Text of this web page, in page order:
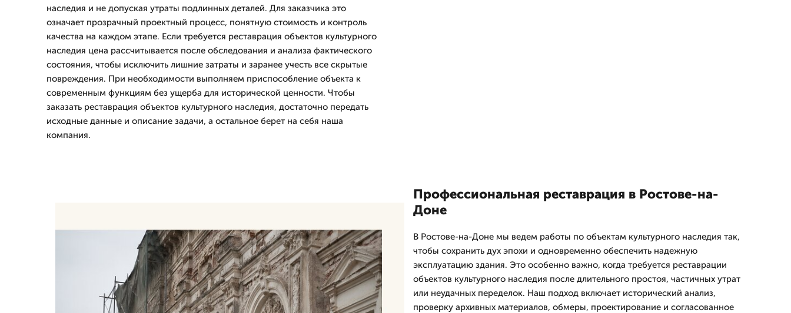
наследия и не допуская утраты подлинных деталей. Для заказчика это
означает прозрачный проектный процесс, понятную стоимость и контроль
качества на каждом этапе. Если требуется реставрация объектов культурного
наследия цена рассчитывается после обследования и анализа фактического
состояния, чтобы исключить лишние затраты и заранее учесть все скрытые
повреждения. При необходимости выполняем приспособление объекта к
современным функциям без ущерба для исторической ценности. Чтобы
заказать реставрация объектов культурного наследия, достаточно передать
исходные данные и описание задачи, а остальное берет на себя наша
компания.
Профессиональная реставрация в Ростове-на-
Доне
В Ростове-на-Доне мы ведем работы по объектам культурного наследия так,
чтобы сохранить дух эпохи и одновременно обеспечить надежную
эксплуатацию здания. Это особенно важно, когда требуется реставрации
объектов культурного наследия после длительного простоя, частичных утрат
или неудачных переделок. Наш подход включает исторический анализ,
проверку архивных материалов, обмеры, проектирование и согласованное